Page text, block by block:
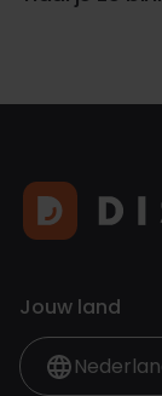
Jouw land